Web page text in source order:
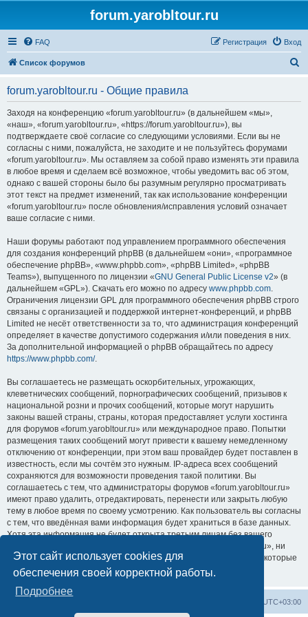
Этот сайт использует cookies для
обеспечения своей корректной работы.
Подробнее
forum.yarobltour.ru
FAQ Вход
Регистрация
Список форумов
forum.yarobltour.ru - Общие правила
Заходя на конференцию «forum.yarobltour.ru» (в дальнейшем «мы»,
«наш», «forum.yarobltour.ru», «https://forum.yarobltour.ru»), вы
подтверждаете своё согласие со следующими условиями. Если вы не
согласны с ними, пожалуйста, не заходите и не пользуйтесь форумами
«forum.yarobltour.ru». Мы оставляем за собой право изменять эти правила
в любое время и сделаем всё возможное, чтобы уведомить вас об этом,
однако с вашей стороны было бы разумным регулярно просматривать
этот текст на предмет изменений, так как использование конференции
«forum.yarobltour.ru» после обновления/исправления условий означает
ваше согласие с ними.
Наши форумы работают под управлением программного обеспечения
для создания конференций phpBB (в дальнейшем «они», «программное
обеспечение phpBB», «www.phpbb.com», «phpBB Limited», «phpBB
Teams»), выпущенного по лицензии «GNU General Public License v2» (в
дальнейшем «GPL»). Скачать его можно по адресу www.phpbb.com.
Ограничения лицензии GPL для программного обеспечения phpBB строго
связаны с организацией и поддержкой интернет-конференций, и phpBB
Limited не несёт ответственности за то, что администрация конференций
определяет в качестве допустимого содержания и/или поведения в них.
За дополнительной информацией о phpBB обращайтесь по адресу
https://www.phpbb.com/.
Вы соглашаетесь не размещать оскорбительных, угрожающих,
клеветнических сообщений, порнографических сообщений, призывов к
национальной розни и прочих сообщений, которые могут нарушить
законы вашей страны, страны, которая предоставляет услуги хостинга
для форумов «forum.yarobltour.ru» или международное право. Попытки
размещения таких сообщений могут привести к вашему немедленному
отключению от конференции, при этом ваш провайдер будет поставлен в
известность, если мы сочтём это нужным. IP-адреса всех сообщений
сохраняются для возможности проведения такой политики. Вы
соглашаетесь с тем, что администраторы форумов «forum.yarobltour.ru»
имеют право удалить, отредактировать, перенести или закрыть любую
тему в любое время по своему усмотрению. Как пользователь вы согласны
с тем, что введённая вами информация будет храниться в базе данных.
Хотя эта информация не будет открыта третьим лицам без вашего
разрешения, ни администрация конференции «forum.yarobltour.ru», ни
phpBB Limited не может быть ответственна за действия хакеров, которые
могут привести к несанкционированному доступу к ней.
UTC+03:00